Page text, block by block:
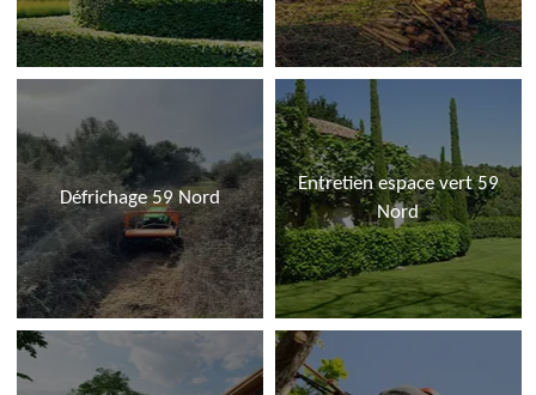
Défrichage 59 Nord
Entretien espace vert 59
Nord